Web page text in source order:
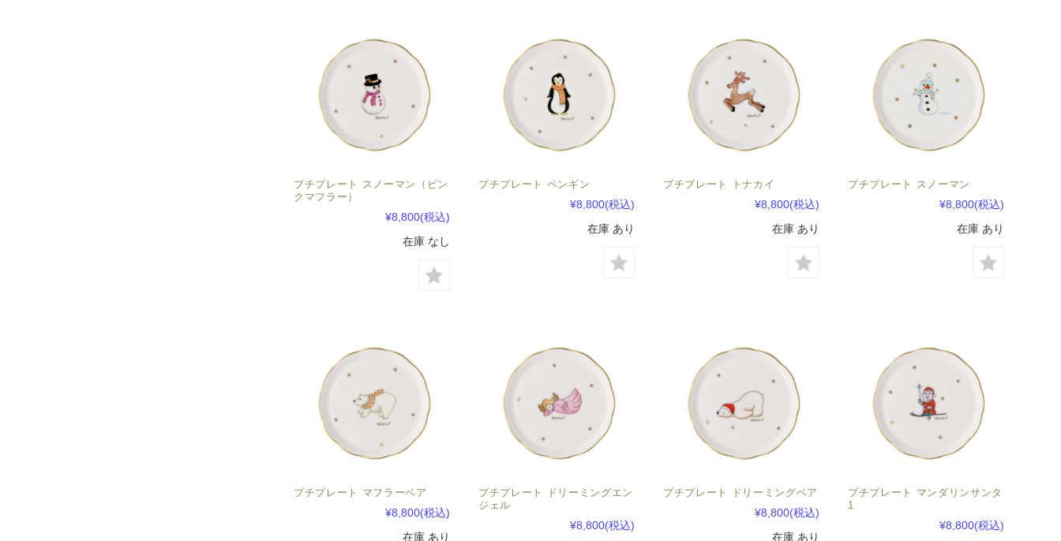
プチプレート スノーマン（ピン
クマフラー）
¥8,800(税込)
在庫 なし
プチプレート ペンギン
¥8,800(税込)
在庫 あり
プチプレート トナカイ
¥8,800(税込)
在庫 あり
プチプレート スノーマン
¥8,800(税込)
在庫 あり
プチプレート マフラーベア
¥8,800(税込)
在庫 あり
プチプレート ドリーミングエン
ジェル
¥8,800(税込)
プチプレート ドリーミングベア
¥8,800(税込)
在庫 あり
プチプレート マンダリンサンタ
1
¥8,800(税込)